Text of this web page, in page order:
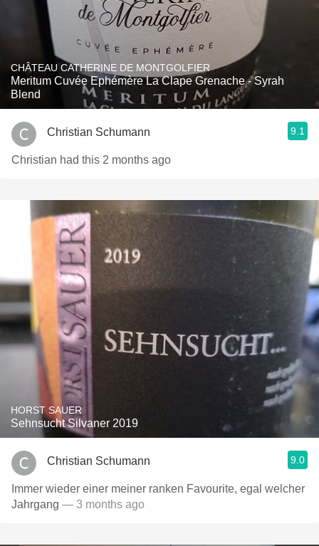
CHÂTEAU CATHERINE DE MONTGOLFIER
Meritum Cuvée Ephémère La Clape Grenache - Syrah
Blend
Christian Schumann 9.1
Christian had this 2 months ago
HORST SAUER
Sehnsucht Silvaner 2019
Christian Schumann 9.0
Immer wieder einer meiner ranken Favourite, egal welcher
Jahrgang — 3 months ago